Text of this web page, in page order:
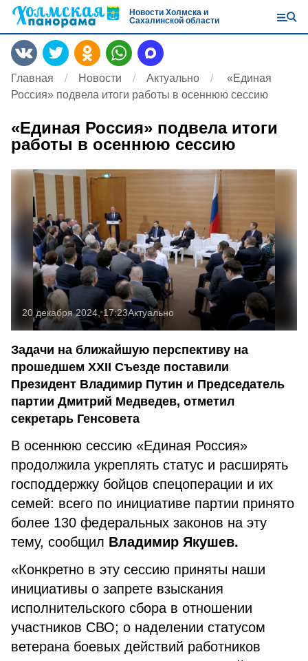
Новости Холмска и
Сахалинской области
Главная Новости Актуально
«Единая
Россия» подвела итоги работы в осеннюю сессию
«Единая Россия» подвела итоги
работы в осеннюю сессию
20 декабря 2024, 17:23Актуально
Задачи на ближайшую перспективу на
прошедшем XXII Съезде поставили
Президент Владимир Путин и Председатель
партии Дмитрий Медведев, отметил
секретарь Генсовета
В осеннюю сессию «Единая Россия»
продолжила укреплять статус и расширять
господдержку бойцов спецоперации и их
семей: всего по инициативе партии принято
более 130 федеральных законов на эту
тему, сообщил Владимир Якушев.
«Конкретно в эту сессию приняты наши
инициативы о запрете взыскания
исполнительского сбора в отношении
участников СВО; о наделении статусом
ветерана боевых действий работников